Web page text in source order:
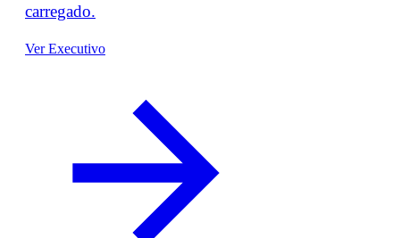
carregado.
Ver Executivo